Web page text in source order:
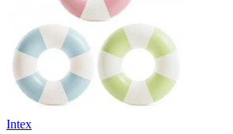
Intex